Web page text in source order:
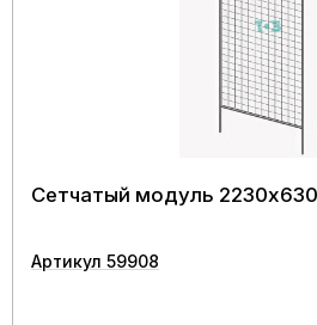
Сетчатый модуль
Артикул 59908